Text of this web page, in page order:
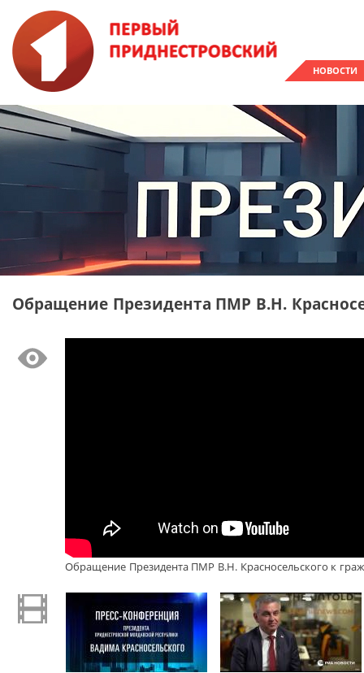
НОВОСТИ
Обращение Президента ПМР В.Н.
Обращение Президента ПМР В.Н. Красносельского к